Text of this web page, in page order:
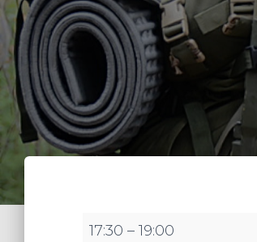
Combat
17:30 – 19:00